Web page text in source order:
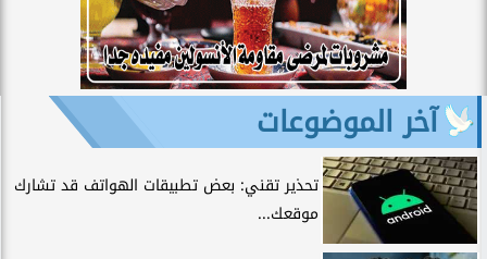
آخر الموضوعات
تحذير تقني: بعض تطبيقات الهواتف قد تشارك
موقعك...